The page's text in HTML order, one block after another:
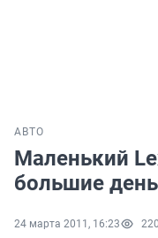
АВТО
Маленький
большие
24 марта 2011, 16:23 220